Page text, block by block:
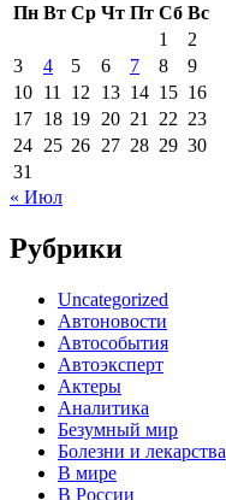
Пн Вт Ср Чт Пт Сб Вс
1
2
3
4 5 6 7 8
9
10 11 12 13 14 15 16
17 18 19 20 21 22 23
24 25 26 27 28 29 30
31
« Июл
Рубрики
Uncategorized
Автоновости
Автособытия
Автоэксперт
Актеры
Аналитика
Безумный мир
Болезни и лекарства
В мире
В России